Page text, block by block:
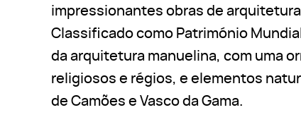
impressionantes obras de
Classificado como Património
da arquitetura manuelina, com uma
religiosos e régios, e elementos
de Camões e Vasco da Gama.